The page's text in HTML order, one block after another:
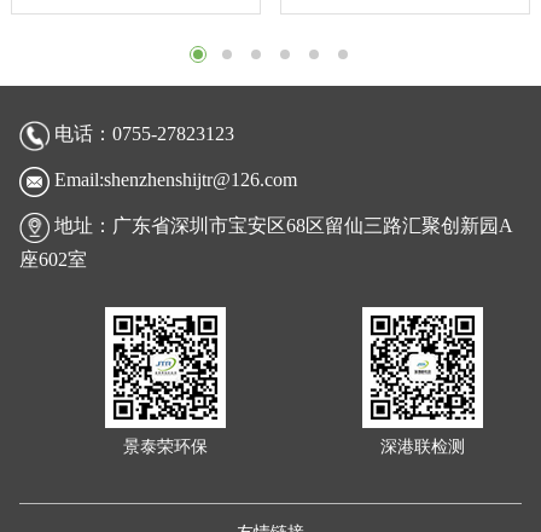
电话：0755-27823123
Email:shenzhenshijtr@126.com
地址：广东省深圳市宝安区68区留仙三路汇聚创新园A
座602室
景泰荣环保 深港联检测